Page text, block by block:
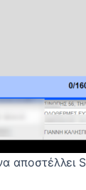
αποστέλλει